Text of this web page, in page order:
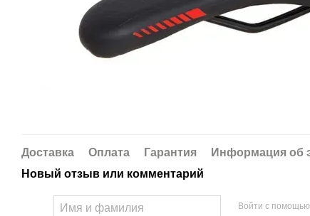
Доставка Оплата Гарантия
Информация об
Новый отзыв или комментарий
Войти с помощью